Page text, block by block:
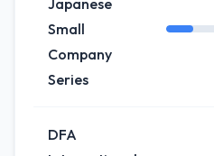
Japanese
Small
Company
Series
DFA